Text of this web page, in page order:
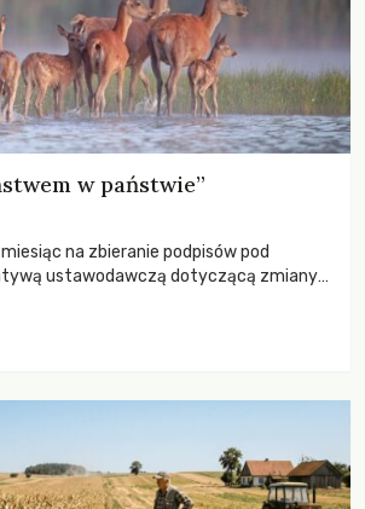
w państwie”
na zbieranie podpisów pod
ustawodawczą dotyczącą zmiany
rozwiązania dla przyrody i zwierząt,
w Polsce.